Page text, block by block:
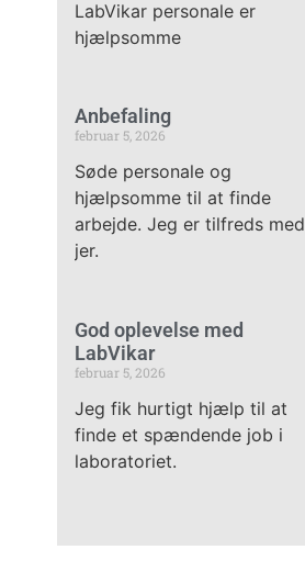
LabVikar personale er
hjælpsomme
Anbefaling
februar 5, 2026
Søde personale og
hjælpsomme til at finde
arbejde. Jeg er tilfreds med
jer.
God oplevelse med
LabVikar
februar 5, 2026
Jeg fik hurtigt hjælp til at
finde et spændende job i
laboratoriet.